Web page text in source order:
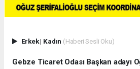
Erkek| Kadın (Haberi Sesli Oku)
Gebze Ticaret Odası Başkan adayı